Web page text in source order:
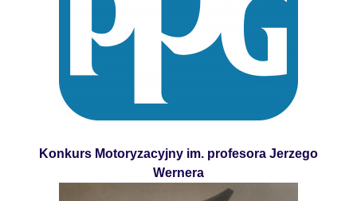
Konkurs Motoryzacyjny im. profesora Jerzego
Wernera